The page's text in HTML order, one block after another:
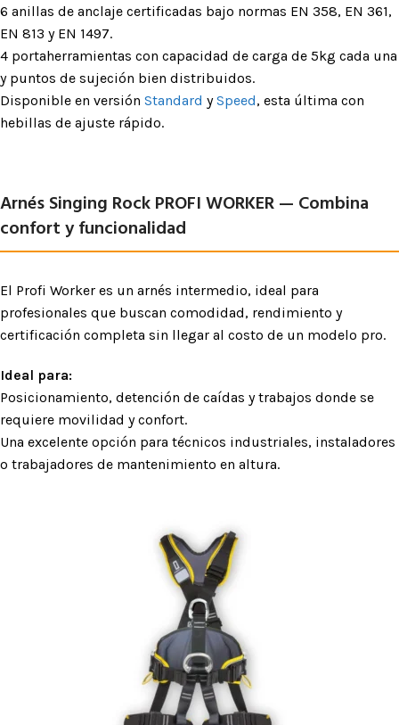
6 anillas de anclaje certificadas bajo normas EN 358, EN 361,
EN 813 y EN 1497.
4 portaherramientas con capacidad de carga de 5kg cada una
y puntos de sujeción bien distribuidos.
Disponible en versión Standard ySpeed, esta última con
hebillas de ajuste rápido.
Arnés Singing Rock PROFI WORKER — Combina
confort y funcionalidad
El Profi Worker es un arnés intermedio, ideal para
profesionales que buscan comodidad, rendimiento y
certificación completa sin llegar al costo de un modelo pro.
Ideal para:
Posicionamiento, detención de caídas y trabajos donde se
requiere movilidad y confort.
Una excelente opción para técnicos industriales, instaladores
o trabajadores de mantenimiento en altura.